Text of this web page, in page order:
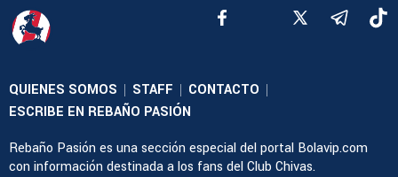
QUIENES SOMOS | STAFF | CONTACTO |
ESCRIBE EN REBAÑO PASIÓN
Rebaño Pasión es una sección especial del portal Bolavip.com
con información destinada a los fans del Club Chivas.